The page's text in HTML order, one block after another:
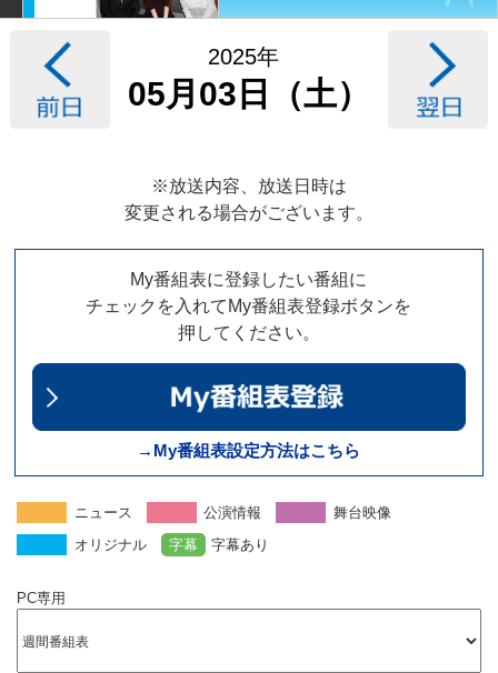
2025年
05月03日（土）
※放送内容、放送日時は
変更される場合がございます。
My番組表に登録したい番組に
チェックを入れてMy番組表登録ボタンを
押してください。
→My番組表設定方法はこちら
ニュース 公演情報
舞台映像
オリジナル
字幕 字幕あり
PC専用